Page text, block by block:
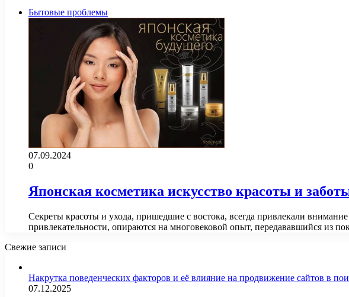
Бытовые проблемы
07.09.2024
0
Японская косметика искусство красоты и
Секреты красоты и ухода, пришедшие с востока, всегда привлекали
привлекательности, опираются на многовековой опыт, передававшийся из
Свежие записи
Накрутка поведенческих факторов и её влияние на продвижение сайтов в
07.12.2025